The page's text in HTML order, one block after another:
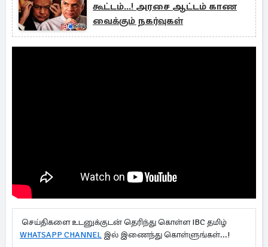
கூட்டம்...! அரசை ஆட்டம் காண
வைக்கும் நகர்வுகள்
செய்திகளை உடனுக்குடன் தெரிந்து கொள்ள IBC தமிழ்
WHATSAPP CHANNEL இல் இணைந்து கொள்ளுங்கள்...!